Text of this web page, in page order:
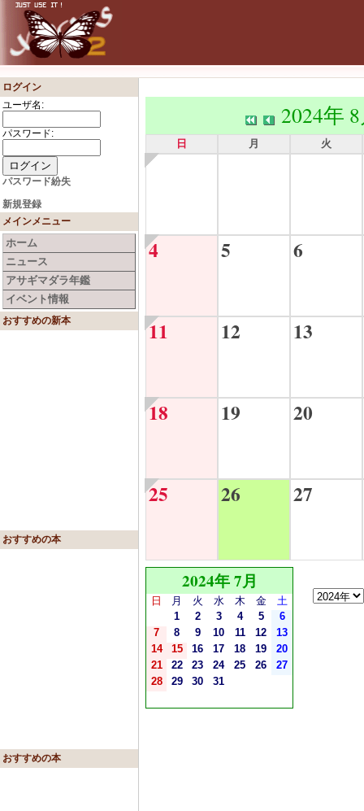
ログイン
ユーザ名:
パスワード:
パスワード紛失
新規登録
メインメニュー
ホーム
ニュース
アサギマダラ年鑑
イベント情報
おすすめの新本
おすすめの本
おすすめの本
2024年
日 月 火
4 5 6
11 12 13
18 19 20
25 26 27
2024年 7月
日 月 火 水 木 金
土
1
2 3 4 5
6
7
8 9 10 11 12
13
14
15 16 17 18 19
20
21
22 23 24 25 26
27
28
29 30 31